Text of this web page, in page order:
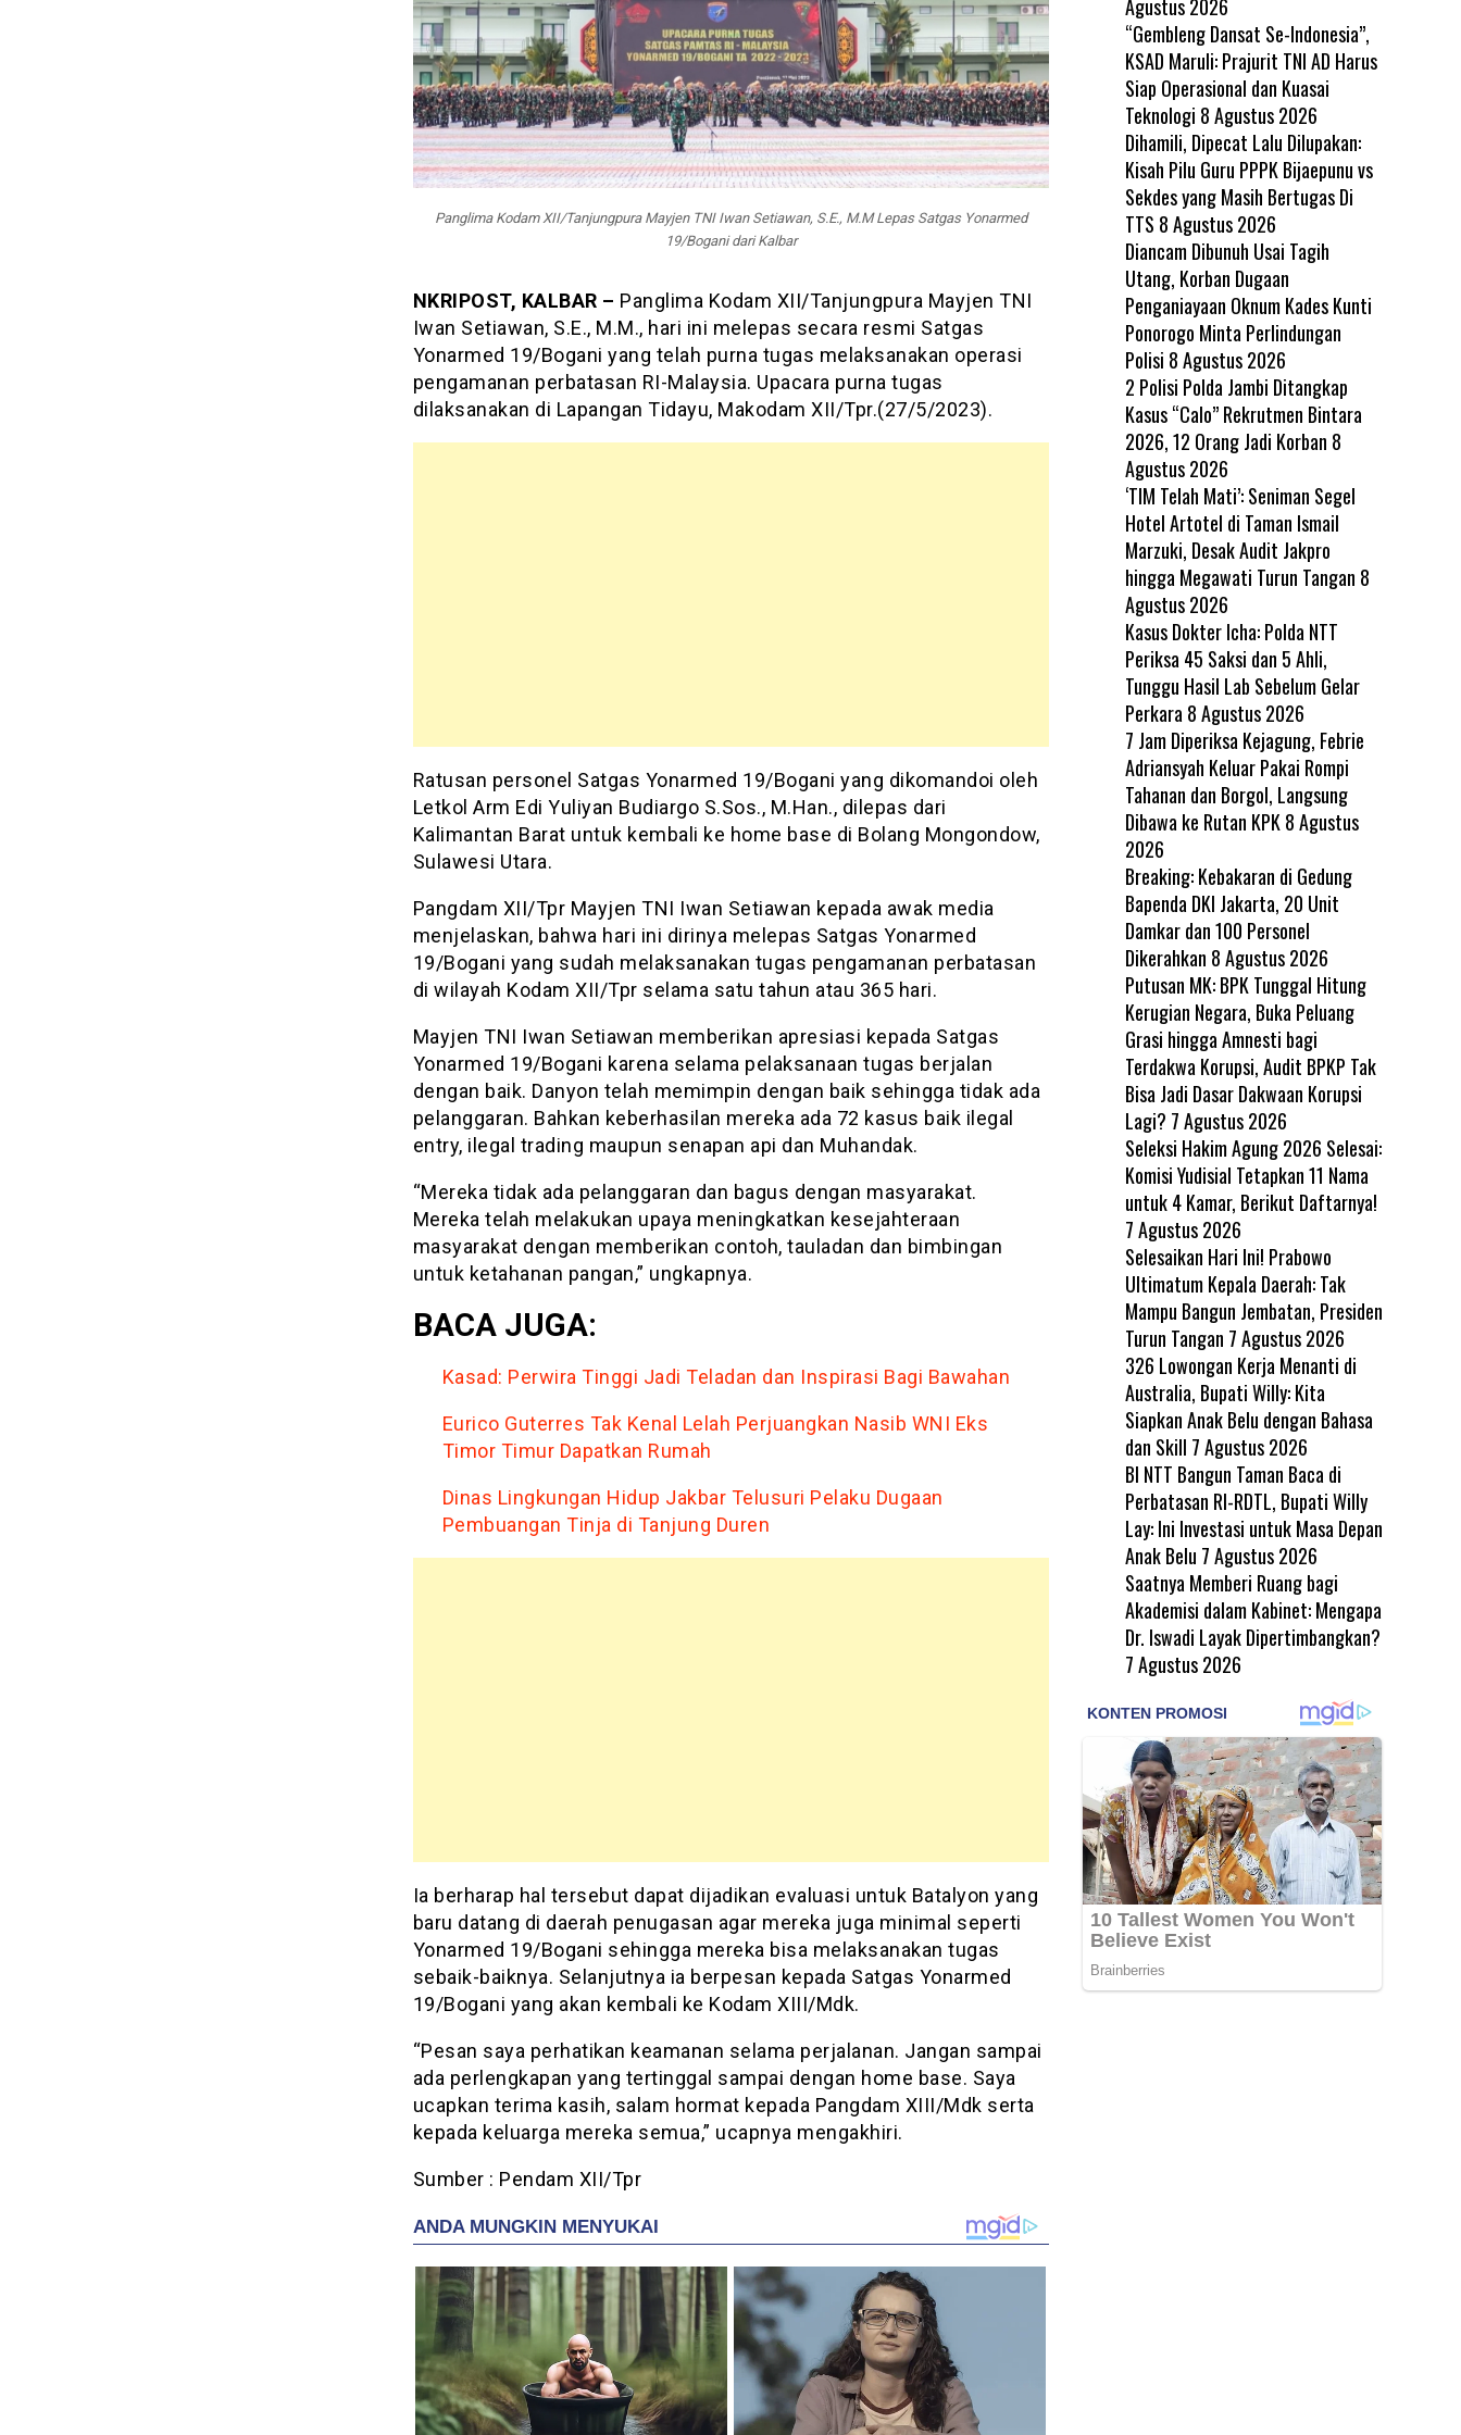
Panglima Kodam XII/Tanjungpura Mayjen TNI Iwan Setiawan, S.E., M.M Lepas Satgas Yonarmed
19/Bogani dari Kalbar
NKRIPOST, KALBAR – Panglima Kodam XII/Tanjungpura Mayjen TNI
Iwan Setiawan, S.E., M.M., hari ini melepas secara resmi Satgas
Yonarmed 19/Bogani yang telah purna tugas melaksanakan operasi
pengamanan perbatasan RI-Malaysia. Upacara purna tugas
dilaksanakan di Lapangan Tidayu, Makodam XII/Tpr.(27/5/2023).
Ratusan personel Satgas Yonarmed 19/Bogani yang dikomandoi oleh
Letkol Arm Edi Yuliyan Budiargo S.Sos., M.Han., dilepas dari
Kalimantan Barat untuk kembali ke home base di Bolang Mongondow,
Sulawesi Utara.
Pangdam XII/Tpr Mayjen TNI Iwan Setiawan kepada awak media
menjelaskan, bahwa hari ini dirinya melepas Satgas Yonarmed
19/Bogani yang sudah melaksanakan tugas pengamanan perbatasan
di wilayah Kodam XII/Tpr selama satu tahun atau 365 hari.
Mayjen TNI Iwan Setiawan memberikan apresiasi kepada Satgas
Yonarmed 19/Bogani karena selama pelaksanaan tugas berjalan
dengan baik. Danyon telah memimpin dengan baik sehingga tidak ada
pelanggaran. Bahkan keberhasilan mereka ada 72 kasus baik ilegal
entry, ilegal trading maupun senapan api dan Muhandak.
“Mereka tidak ada pelanggaran dan bagus dengan masyarakat.
Mereka telah melakukan upaya meningkatkan kesejahteraan
masyarakat dengan memberikan contoh, tauladan dan bimbingan
untuk ketahanan pangan,” ungkapnya.
BACA JUGA:
Kasad: Perwira Tinggi Jadi Teladan dan Inspirasi Bagi Bawahan
Eurico Guterres Tak Kenal Lelah Perjuangkan Nasib WNI Eks
Timor Timur Dapatkan Rumah
Dinas Lingkungan Hidup Jakbar Telusuri Pelaku Dugaan
Pembuangan Tinja di Tanjung Duren
Ia berharap hal tersebut dapat dijadikan evaluasi untuk Batalyon yang
baru datang di daerah penugasan agar mereka juga minimal seperti
Yonarmed 19/Bogani sehingga mereka bisa melaksanakan tugas
sebaik-baiknya. Selanjutnya ia berpesan kepada Satgas Yonarmed
19/Bogani yang akan kembali ke Kodam XIII/Mdk.
“Pesan saya perhatikan keamanan selama perjalanan. Jangan sampai
ada perlengkapan yang tertinggal sampai dengan home base. Saya
ucapkan terima kasih, salam hormat kepada Pangdam XIII/Mdk serta
kepada keluarga mereka semua,” ucapnya mengakhiri.
Sumber : Pendam XII/Tpr
Agustus 2026
“Gembleng Dansat Se-Indonesia”,
KSAD Maruli: Prajurit TNI AD Harus
Siap Operasional dan Kuasai
Teknologi 8 Agustus 2026
Dihamili, Dipecat Lalu Dilupakan:
Kisah Pilu Guru PPPK Bijaepunu vs
Sekdes yang Masih Bertugas Di
TTS 8 Agustus 2026
Diancam Dibunuh Usai Tagih
Utang, Korban Dugaan
Penganiayaan Oknum Kades Kunti
Ponorogo Minta Perlindungan
Polisi 8 Agustus 2026
2 Polisi Polda Jambi Ditangkap
Kasus “Calo” Rekrutmen Bintara
2026, 12 Orang Jadi Korban 8
Agustus 2026
‘TIM Telah Mati’: Seniman Segel
Hotel Artotel di Taman Ismail
Marzuki, Desak Audit Jakpro
hingga Megawati Turun Tangan 8
Agustus 2026
Kasus Dokter Icha: Polda NTT
Periksa 45 Saksi dan 5 Ahli,
Tunggu Hasil Lab Sebelum Gelar
Perkara 8 Agustus 2026
7 Jam Diperiksa Kejagung, Febrie
Adriansyah Keluar Pakai Rompi
Tahanan dan Borgol, Langsung
Dibawa ke Rutan KPK 8 Agustus
2026
Breaking: Kebakaran di Gedung
Bapenda DKI Jakarta, 20 Unit
Damkar dan 100 Personel
Dikerahkan 8 Agustus 2026
Putusan MK: BPK Tunggal Hitung
Kerugian Negara, Buka Peluang
Grasi hingga Amnesti bagi
Terdakwa Korupsi, Audit BPKP Tak
Bisa Jadi Dasar Dakwaan Korupsi
Lagi? 7 Agustus 2026
Seleksi Hakim Agung 2026 Selesai:
Komisi Yudisial Tetapkan 11 Nama
untuk 4 Kamar, Berikut Daftarnya!
7 Agustus 2026
Selesaikan Hari Ini! Prabowo
Ultimatum Kepala Daerah: Tak
Mampu Bangun Jembatan, Presiden
Turun Tangan 7 Agustus 2026
326 Lowongan Kerja Menanti di
Australia, Bupati Willy: Kita
Siapkan Anak Belu dengan Bahasa
dan Skill 7 Agustus 2026
BI NTT Bangun Taman Baca di
Perbatasan RI-RDTL, Bupati Willy
Lay: Ini Investasi untuk Masa Depan
Anak Belu 7 Agustus 2026
Saatnya Memberi Ruang bagi
Akademisi dalam Kabinet: Mengapa
Dr. Iswadi Layak Dipertimbangkan?
7 Agustus 2026